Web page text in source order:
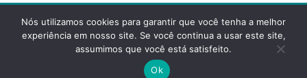
POLÍTICA DE PRIVACIDADE FAQS
Desenvolvido pela reticências
Nós utilizamos cookies para garantir que você tenha a melhor
experiência em nosso site. Se você continua a usar este site,
assumimos que você está satisfeito.
Ok